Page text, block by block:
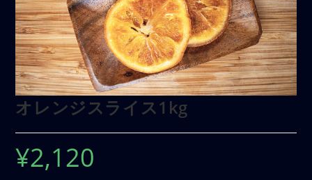
オレンジスライス1kg
¥2,120